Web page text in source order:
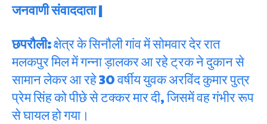
जनवाणी संवाददाता |
छपरौली:क्षेत्र के सिनौली गांव में सोमवार देर रात
मलकपुर मिल में गन्ना ड़ालकर आ रहे ट्रक ने दुकान से
सामान लेकर आ रहे 30 वर्षीय युवक अरविंद कुमार पुत्र
प्रेम सिंह को पीछे से टक्कर मार दी, जिसमें वह गंभीर रूप
से घायल हो गया।